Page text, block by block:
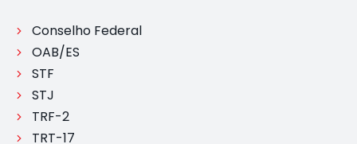
Conselho Federal
OAB/ES
STF
STJ
TRF-2
TRT-17